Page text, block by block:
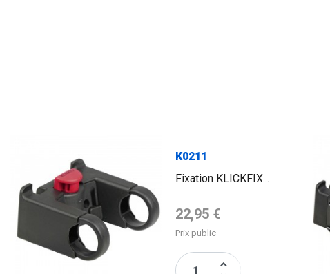
K0211
Fixation KLICKFIX...
Prix de base
22,95 €
Prix public
keyboard_arrow_up